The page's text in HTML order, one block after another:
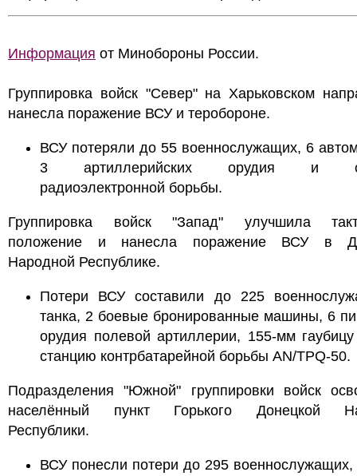
Информация от Минобороны России.
Группировка войск "Север" на Харьковском
нанесла поражение ВСУ и теробороне.
ВСУ потеряли до 55 военнослужащих, 6
3 артиллерийских орудия и
радиоэлектронной борьбы.
Группировка войск "Запад" улучшила
положение и нанесла поражение ВСУ в
Народной Республике.
Потери ВСУ составили до 225
танка, 2 боевые бронированные машины, 6
орудия полевой артиллерии, 155-мм
станцию контрбатарейной борьбы AN/TPQ-50.
Подразделения "Южной" группировки войск
населённый пункт Горького Донецкой
Республики.
ВСУ понесли потери до 295 военнослужащих,